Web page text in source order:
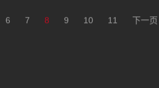
6 7 8 9 10 11 下一页